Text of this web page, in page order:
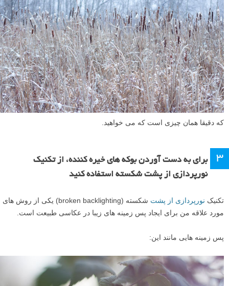
که دقیقا همان چیزی است که می خواهید.
۳
برای به دست آوردن بوکه های خیره کننده، از تکنیک
نورپردازی از پشت شکسته استفاده کنید
تکنیک نورپردازی از پشت
شکسته (broken backlighting) یکی از روش های
مورد علاقه من برای ایجاد پس زمینه های زیبا در عکاسی طبیعت است.
پس زمینه هایی مانند این: